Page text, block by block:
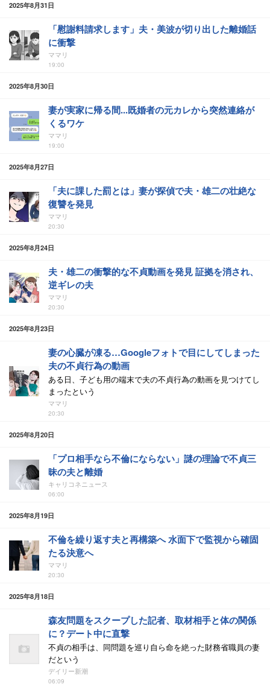
2025年8月31日
「慰謝料請求します」夫・美波が切り出した離婚話
に衝撃
ママリ
19:00
2025年8月30日
妻が実家に帰る間...既婚者の元カレから突然連絡が
くるワケ
ママリ
19:00
2025年8月27日
「夫に課した罰とは」妻が探偵で夫・雄二の壮絶な
復讐を発見
ママリ
20:30
2025年8月24日
夫・雄二の衝撃的な不貞動画を発見 証拠を消され、
逆ギレの夫
ママリ
20:30
2025年8月23日
妻の心臓が凍る…Googleフォトで目にしてしまった
夫の不貞行為の動画
ある日、子ども用の端末で夫の不貞行為の動画を見つけてし
まったという
ママリ
20:30
2025年8月20日
「プロ相手なら不倫にならない」謎の理論で不貞三
昧の夫と離婚
キャリコネニュース
06:00
2025年8月19日
不倫を繰り返す夫と再構築へ 水面下で監視から確固
たる決意へ
ママリ
20:30
2025年8月18日
森友問題をスクープした記者、取材相手と体の関係
に？デート中に直撃
不貞の相手は、同問題を巡り自ら命を絶った財務省職員の妻
だという
デイリー新潮
06:09